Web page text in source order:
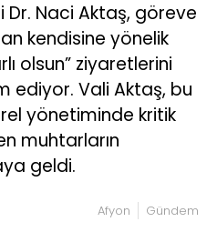
Naci Aktaş, göreve
kendisine yönelik
olsun” ziyaretlerini
ediyor. Vali Aktaş, bu
yönetiminde kritik
muhtarların
geldi.
Afyon Gündem